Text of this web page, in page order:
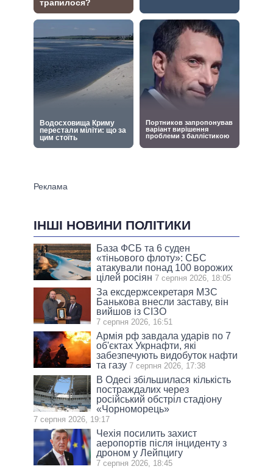
ІНШІ НОВИНИ ПОЛІТИКИ
База ФСБ та 6 суден
«тіньового флоту»: СБС
атакували понад 100 ворожих
цілей росіян 7 серпня 2026, 18:05
За ексдержсекретаря МЗС
Банькова внесли заставу, він
вийшов із СІЗО
7 серпня 2026, 16:51
Армія рф завдала ударів по 7
об'єктах Укрнафти, які
забезпечують видобуток нафти
та газу 7 серпня 2026, 17:38
В Одесі збільшилася кількість
постраждалих через
російський обстріл стадіону
«Чорноморець»
7 серпня 2026, 19:17
Чехія посилить захист
аеропортів після інциденту з
дроном у Лейпцигу
7 серпня 2026, 18:45